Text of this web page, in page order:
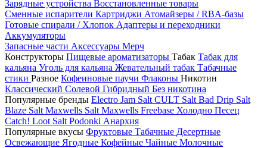
Зарядные устройства Восстановленные товары
Сменные испарители Картриджи Атомайзеры / RBA-базы
Готовые спирали / Хлопок Адаптеры и переходники
Аккумуляторы
Запасные части Аксессуары Мерч
Конструкторы Пищевые ароматизаторы Табак Табак для
кальяна Уголь для кальяна Жевательный табак Табачные
стики Разное Кофеиновые паучи Флаконы Никотин
Классический Солевой Гибридный Без никотина
Популярные бренды Electro Jam Salt CULT Salt Bad Drip Salt
Blaze Salt Maxwells Salt Maxwells Freebase Холодно Песец
Catch! Loot Salt Podonki Анархия
Популярные вкусы Фруктовые Табачные Десертные
Освежающие Ягодные Кофейные Чайные Молочные